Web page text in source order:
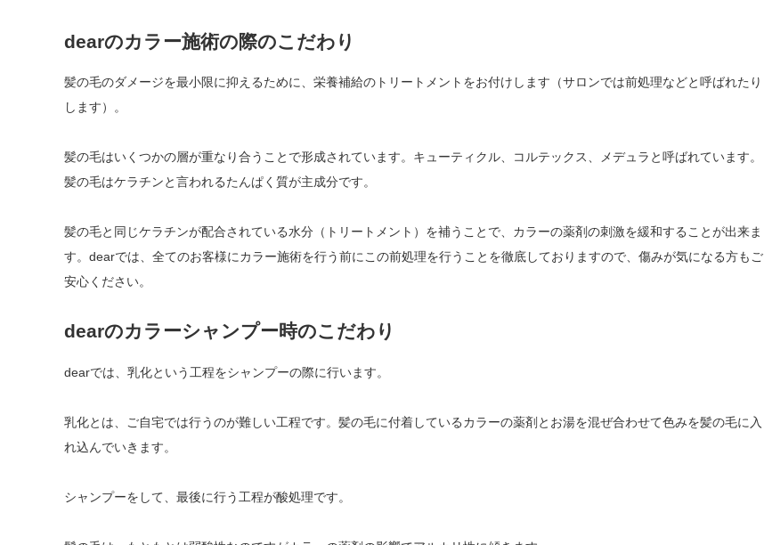
dearのカラー施術の際のこだわり
髪の毛のダメージを最小限に抑えるために、栄養補給のトリートメントをお付けします（サロンでは前処理などと呼ばれたり
します）。
髪の毛はいくつかの層が重なり合うことで形成されています。キューティクル、コルテックス、メデュラと呼ばれています。
髪の毛はケラチンと言われるたんぱく質が主成分です。
髪の毛と同じケラチンが配合されている水分（トリートメント）を補うことで、カラーの薬剤の刺激を緩和することが出来ま
す。dearでは、全てのお客様にカラー施術を行う前にこの前処理を行うことを徹底しておりますので、傷みが気になる方もご
安心ください。
dearのカラーシャンプー時のこだわり
dearでは、乳化という工程をシャンプーの際に行います。
乳化とは、ご自宅では行うのが難しい工程です。髪の毛に付着しているカラーの薬剤とお湯を混ぜ合わせて色みを髪の毛に入
れ込んでいきます。
シャンプーをして、最後に行う工程が酸処理です。